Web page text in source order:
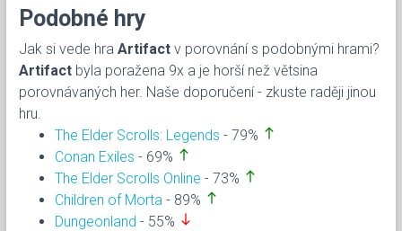
Podobné hry
Jak si vede hra Artifact v porovnání s podobnými hrami?
Artifact byla poražena 9x a je horší než větsina
porovnávaných her. Naše doporučení - zkuste raději jinou
hru.
The Elder Scrolls: Legends - 79% north
Conan Exiles - 69% north
The Elder Scrolls Online - 73% north
Children of Morta - 89% north
Dungeonland - 55% south